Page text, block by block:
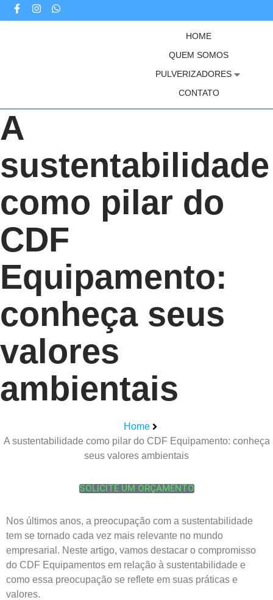
HOME
QUEM SOMOS
PULVERIZADORES
CONTATO
A
sustentabilidade
como pilar do
CDF
Equipamento:
conheça seus
valores
ambientais
Home
A sustentabilidade como pilar do CDF Equipamento: conheça
seus valores ambientais
SOLICITE UM ORÇAMENTO
Nos últimos anos, a preocupação com a sustentabilidade
tem se tornado cada vez mais relevante no mundo
empresarial. Neste artigo, vamos destacar o compromisso
do CDF Equipamentos em relação à sustentabilidade e
como essa preocupação se reflete em suas práticas e
valores.